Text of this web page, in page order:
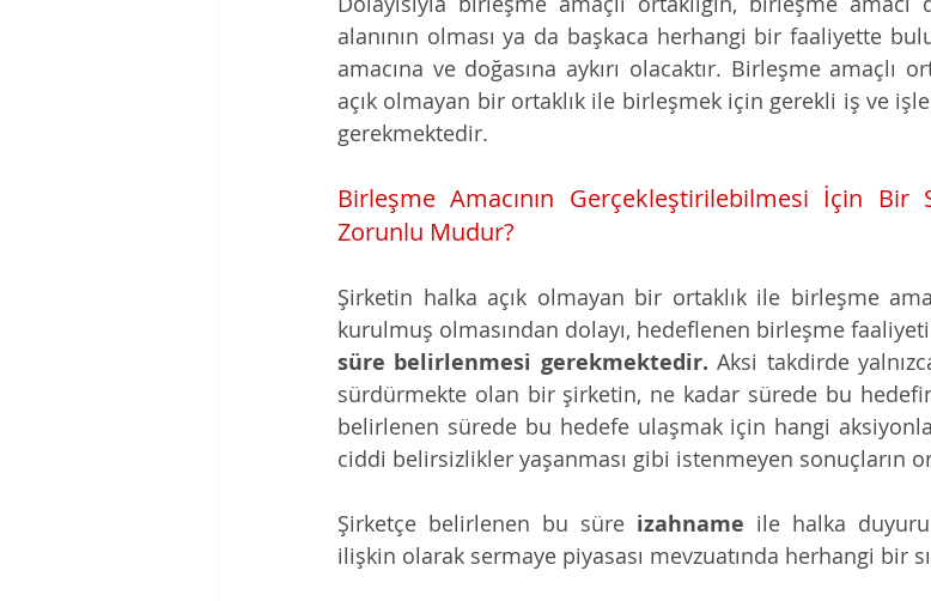
alanının olması ya da başkaca herhangi bir faaliyette
amacına ve doğasına aykırı olacaktır. Birleşme amaçlı
açık olmayan bir ortaklık ile birleşmek için gerekli iş ve
gerekmektedir.
Birleşme Amacının Gerçekleştirilebilmesi İçin Bir
Zorunlu Mudur?
Şirketin halka açık olmayan bir ortaklık ile birleşme
kurulmuş olmasından dolayı, hedeflenen birleşme
süre belirlenmesi gerekmektedir. Aksi takdirde
sürdürmekte olan bir şirketin, ne kadar sürede bu
belirlenen sürede bu hedefe ulaşmak için hangi
ciddi belirsizlikler yaşanması gibi istenmeyen sonuçların
Şirketçe belirlenen bu süre izahname ile halka
ilişkin olarak sermaye piyasası mevzuatında herhangi bir